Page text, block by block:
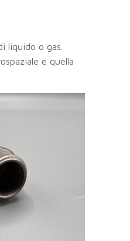
liquido o gas.
e quella